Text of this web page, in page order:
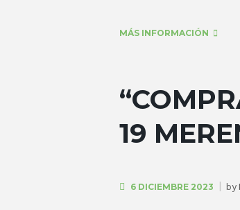
MÁS INFORMACIÓN
19
6 DICIEMBRE 2023 by